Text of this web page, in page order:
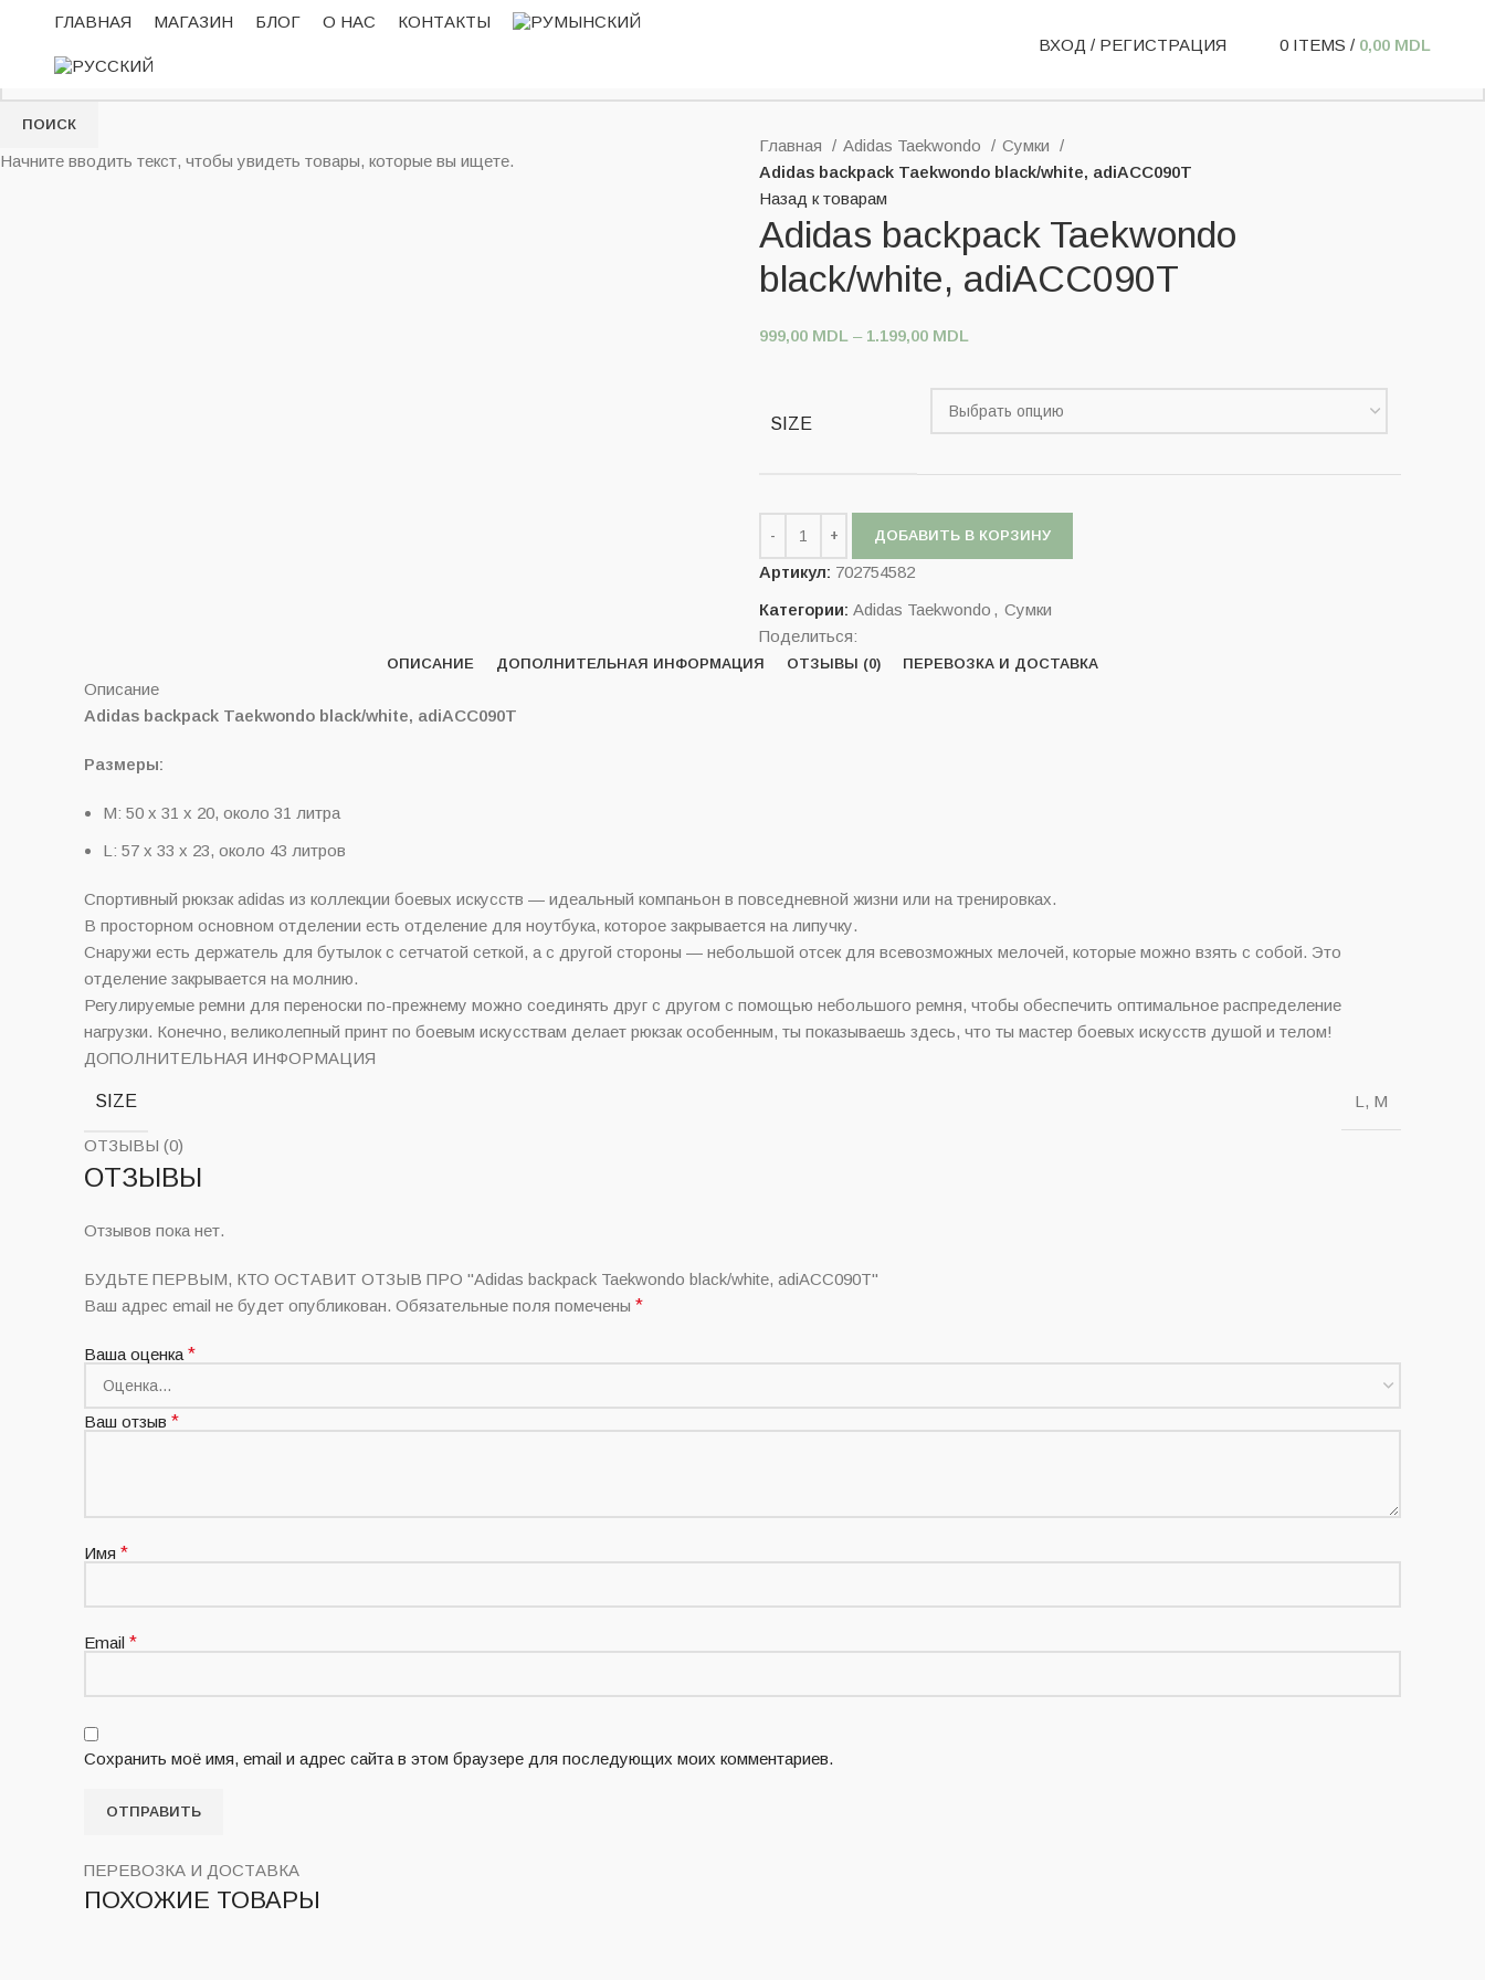
ГЛАВНАЯ МАГАЗИН БЛОГ О НАС
КОНТАКТЫ
ВХОД / РЕГИСТРАЦИЯ
0 ITEMS / 0,00 MDL
Главная Adidas Taekwondo
Сумки
Adidas backpack Taekwondo black/white, adiACC090T
Назад к товарам
Adidas backpack Taekwondo
black/white, adiACC090T
999,00 MDL – 1.199,00 MDL
SIZE
ДОБАВИТЬ В КОРЗИНУ
Артикул: 702754582
Категории: Adidas Taekwondo , Сумки
Поделиться:
ОПИСАНИЕ ДОПОЛНИТЕЛЬНАЯ ИНФОРМАЦИЯ ОТЗЫВЫ (0) ПЕРЕВОЗКА И ДОСТАВКА
Описание
Adidas backpack Taekwondo black/white, adiACC090T
Размеры:
М: 50 х 31 х 20, около 31 литра
L: 57 х 33 х 23, около 43 литров
Спортивный рюкзак adidas из коллекции боевых искусств — идеальный компаньон в повседневной жизни или на тренировках.
В просторном основном отделении есть отделение для ноутбука, которое закрывается на липучку.
Снаружи есть держатель для бутылок с сетчатой сеткой, а с другой стороны — небольшой отсек для всевозможных мелочей, которые можно взять с собой. Это
отделение закрывается на молнию.
Регулируемые ремни для переноски по-прежнему можно соединять друг с другом с помощью небольшого ремня, чтобы обеспечить оптимальное распределение
нагрузки. Конечно, великолепный принт по боевым искусствам делает рюкзак особенным, ты показываешь здесь, что ты мастер боевых искусств душой и телом!
ДОПОЛНИТЕЛЬНАЯ ИНФОРМАЦИЯ
SIZE L, M
ОТЗЫВЫ (0)
ОТЗЫВЫ
Отзывов пока нет.
БУДЬТЕ ПЕРВЫМ, КТО ОСТАВИТ ОТЗЫВ ПРО "Adidas backpack Taekwondo black/white, adiACC090T"
Ваш адрес email не будет опубликован. Обязательные поля помечены *
Ваша оценка *
Ваш отзыв *
Имя *
Email *
Сохранить моё имя, email и адрес сайта в этом браузере для последующих моих комментариев.
ПЕРЕВОЗКА И ДОСТАВКА
ПОХОЖИЕ ТОВАРЫ
ПОИСК
Начните вводить текст, чтобы увидеть товары, которые вы ищете.